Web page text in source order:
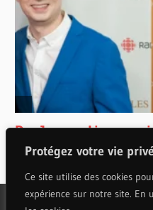
Protégez votre vie
Ce site utilise des cookies
expérience sur notre site. En